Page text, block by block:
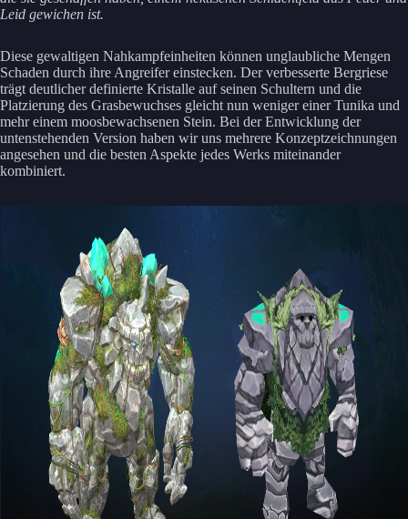
Leid gewichen ist.
Diese gewaltigen Nahkampfeinheiten können unglaubliche Mengen
Schaden durch ihre Angreifer einstecken. Der verbesserte Bergriese
trägt deutlicher definierte Kristalle auf seinen Schultern und die
Platzierung des Grasbewuchses gleicht nun weniger einer Tunika und
mehr einem moosbewachsenen Stein. Bei der Entwicklung der
untenstehenden Version haben wir uns mehrere Konzeptzeichnungen
angesehen und die besten Aspekte jedes Werks miteinander
kombiniert.